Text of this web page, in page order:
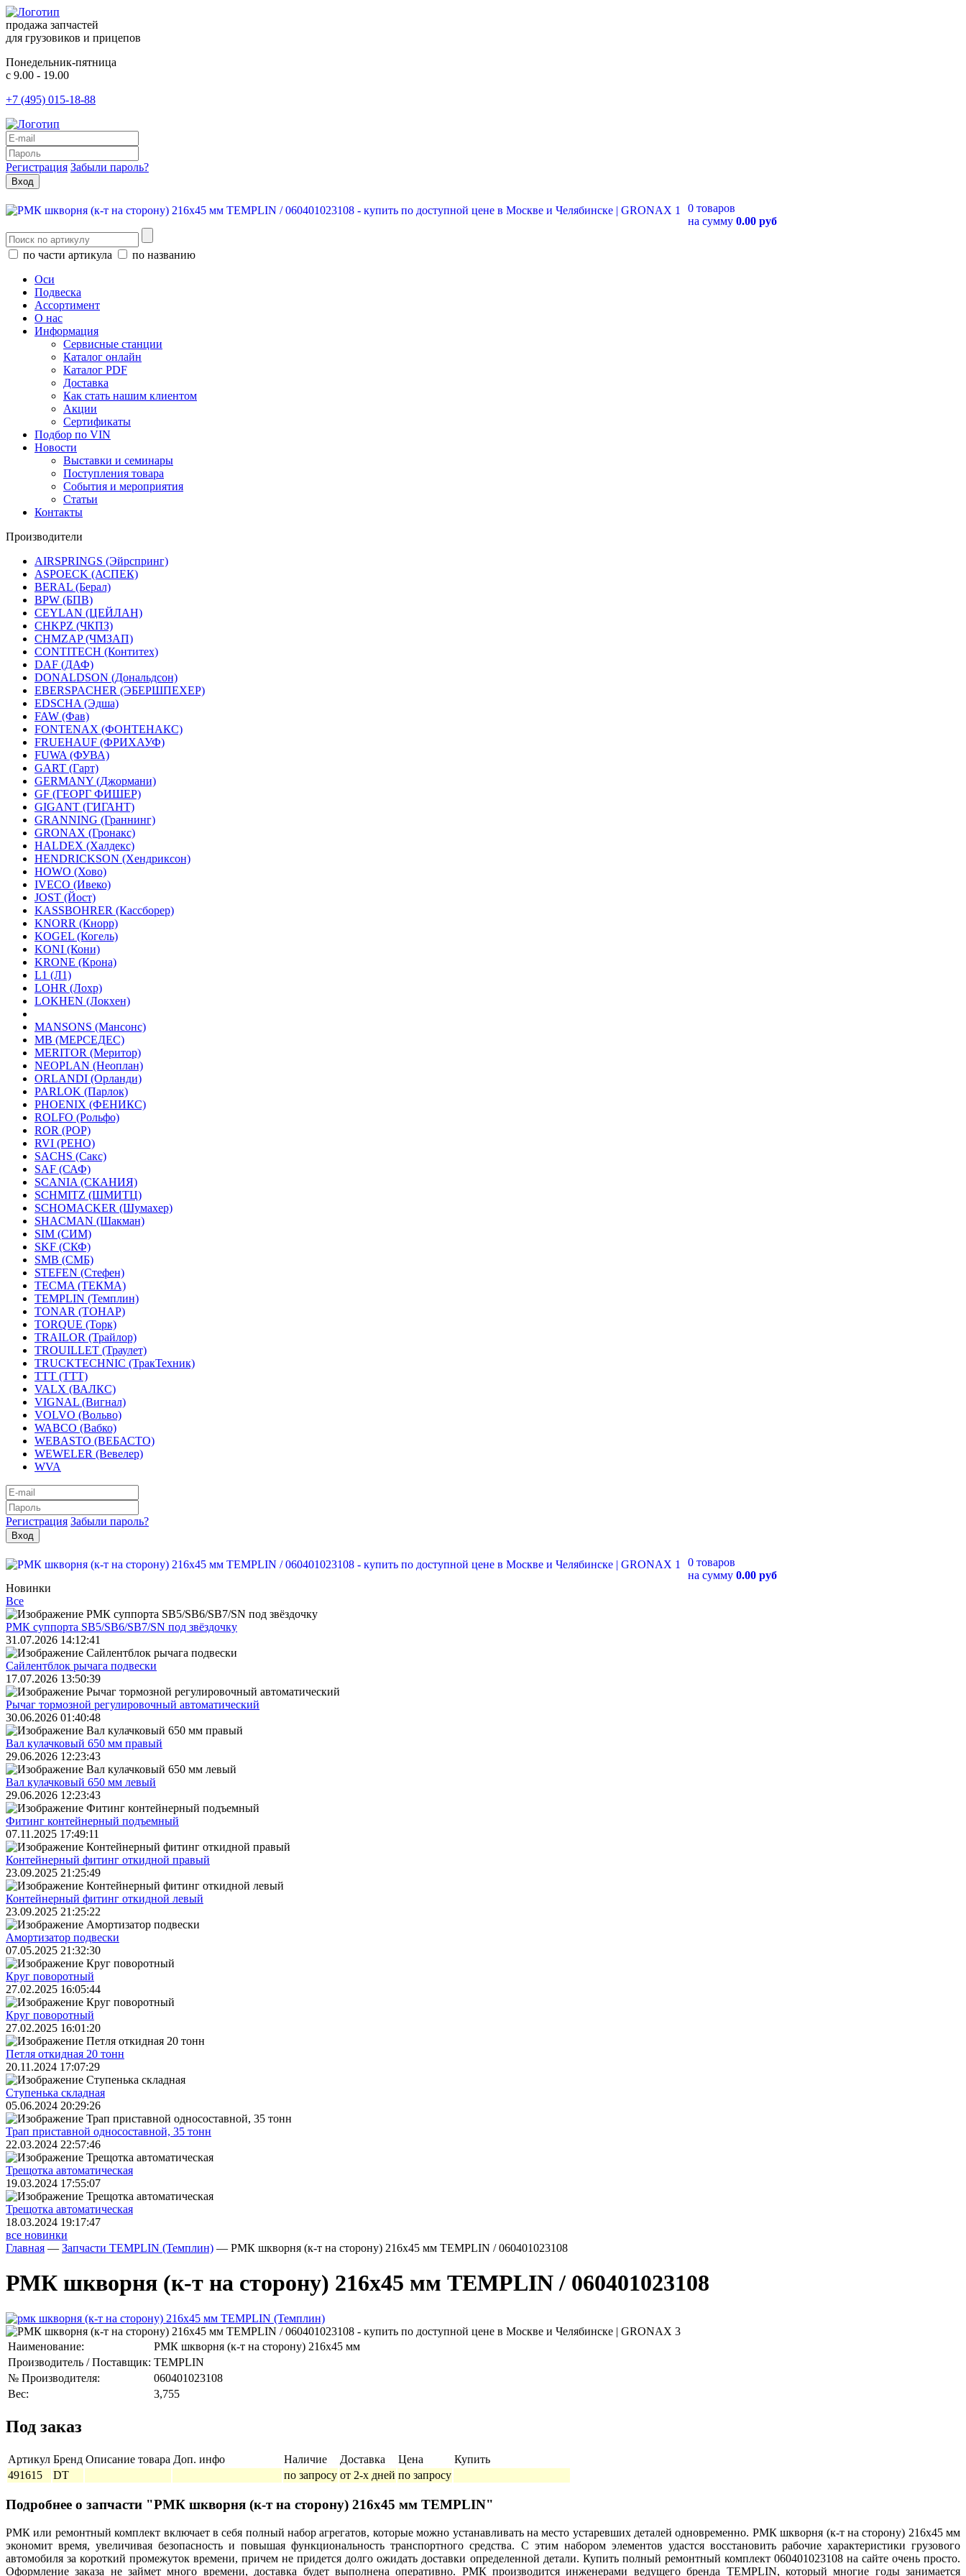
продажа запчастей
для грузовиков и прицепов
Понедельник-пятница
с 9.00 - 19.00
+7 (495) 015-18-88
Регистрация Забыли пароль?
0 товаров
на сумму 0.00 руб
по части артикула
по названию
Оси
Подвеска
Ассортимент
О нас
Информация
Сервисные станции
Каталог онлайн
Каталог PDF
Доставка
Как стать нашим клиентом
Акции
Сертификаты
Подбор по VIN
Новости
Выставки и семинары
Поступления товара
События и мероприятия
Статьи
Контакты
Производители
AIRSPRINGS (Эйрспринг)
ASPOECK (АСПЕК)
BERAL (Берал)
BPW (БПВ)
CEYLAN (ЦЕЙЛАН)
CHKPZ (ЧКПЗ)
CHMZAP (ЧМЗАП)
CONTITECH (Контитех)
DAF (ДАФ)
DONALDSON (Дональдсон)
EBERSPACHER (ЭБЕРШПЕХЕР)
EDSCHA (Эдша)
FAW (Фав)
FONTENAX (ФОНТЕНАКС)
FRUEHAUF (ФРИХАУФ)
FUWA (ФУВА)
GART (Гарт)
GERMANY (Джормани)
GF (ГЕОРГ ФИШЕР)
GIGANT (ГИГАНТ)
GRANNING (Граннинг)
GRONAX (Гронакс)
HALDEX (Халдекс)
HENDRICKSON (Хендриксон)
HOWO (Хово)
IVECO (Ивеко)
JOST (Йост)
KASSBOHRER (Касcборер)
KNORR (Кнорр)
KOGEL (Когель)
KONI (Кони)
KRONE (Крона)
L1 (Л1)
LOHR (Лохр)
LOKHEN (Локхен)
MANSONS (Мансонс)
MB (МЕРСЕДЕС)
MERITOR (Меритор)
NEOPLAN (Неоплан)
ORLANDI (Орланди)
PARLOK (Парлок)
PHOENIX (ФЕНИКС)
ROLFO (Рольфо)
ROR (РОР)
RVI (РЕНО)
SACHS (Сакс)
SAF (САФ)
SCANIA (СКАНИЯ)
SCHMITZ (ШМИТЦ)
SCHOMACKER (Шумахер)
SHACMAN (Шакман)
SIM (СИМ)
SKF (СКФ)
SMB (СМБ)
STEFEN (Стефен)
TECMA (ТЕКМА)
TEMPLIN (Темплин)
TONAR (ТОНАР)
TORQUE (Торк)
TRAILOR (Трайлор)
TROUILLET (Траулет)
TRUCKTECHNIC (ТракТехник)
TTT (ТТТ)
VALX (ВАЛКС)
VIGNAL (Вигнал)
VOLVO (Вольво)
WABCO (Вабко)
WEBASTO (ВЕБАСТО)
WEWELER (Вевелер)
WVA
Регистрация Забыли пароль?
0 товаров
на сумму 0.00 руб
Новинки
Все
РМК суппорта SB5/SB6/SB7/SN под звёздочку
31.07.2026 14:12:41
Сайлентблок рычага подвески
17.07.2026 13:50:39
Рычаг тормозной регулировочный автоматический
30.06.2026 01:40:48
Вал кулачковый 650 мм правый
29.06.2026 12:23:43
Вал кулачковый 650 мм левый
29.06.2026 12:23:43
Фитинг контейнерный подъемный
07.11.2025 17:49:11
Контейнерный фитинг откидной правый
23.09.2025 21:25:49
Контейнерный фитинг откидной левый
23.09.2025 21:25:22
Амортизатор подвески
07.05.2025 21:32:30
Круг поворотный
27.02.2025 16:05:44
Круг поворотный
27.02.2025 16:01:20
Петля откидная 20 тонн
20.11.2024 17:07:29
Ступенька складная
05.06.2024 20:29:26
Трап приставной односоставной, 35 тонн
22.03.2024 22:57:46
Трещoтка автоматическая
19.03.2024 17:55:07
Трещoтка автоматическая
18.03.2024 19:17:47
все новинки
Главная — Запчасти TEMPLIN (Темплин) — РМК шкворня (к-т на сторону) 216x45 мм TEMPLIN / 060401023108
РМК шкворня (к-т на сторону) 216x45 мм TEMPLIN / 060401023108
Наименование:
РМК шкворня (к-т на сторону) 216x45 мм
Производитель / Поставщик: TEMPLIN
№ Производителя:
060401023108
Вес:
3,755
Под заказ
Артикул Бренд Описание товара Доп. инфо Наличие Доставка Цена
Купить
491615
DT по запросу от 2-х дней по запросу
Подробнее о запчасти "РМК шкворня (к-т на сторону) 216x45 мм TEMPLIN"
РМК или ремонтный комплект включает в себя полный набор агрегатов, которые можно устанавливать на место устаревших деталей одновременно. РМК шкворня (к-т на сторону) 216x45 мм
экономит время, увеличивая безопасность и повышая функциональность транспортного средства. С этим набором элементов удастся восстановить рабочие характеристики грузового
автомобиля за короткий промежуток времени, причем не придется долго ожидать доставки определенной детали. Купить полный ремонтный комплект 060401023108 на сайте очень просто.
Оформление заказа не займет много времени, доставка будет выполнена оперативно. РМК производится инженерами ведущего бренда TEMPLIN, который многие годы занимается